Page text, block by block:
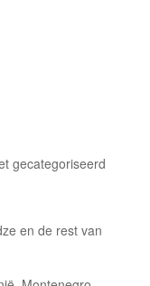
gecategoriseerd